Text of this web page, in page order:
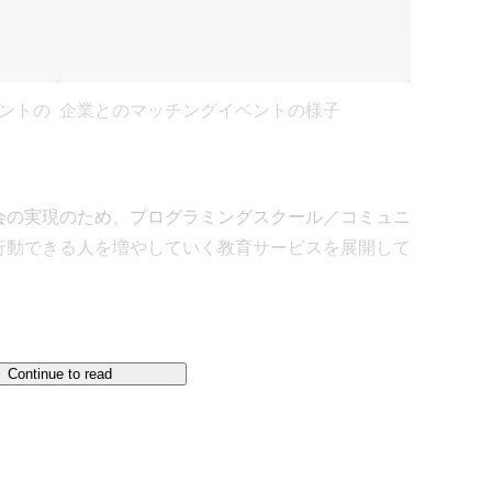
トの 企業とのマッチングイベントの様子
実現のため、プログラミングスクール／コミュニ
できる人を増やしていく教育サービスを展開して
『ZeroPlus Gate』
Continue to read